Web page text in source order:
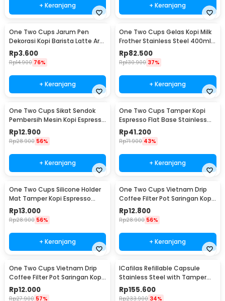
+ Keranjang + Keranjang
One Two Cups Jarum Pen
Dekorasi Kopi Barista Latte Art
Needle 13cm - F3F27
Rp3.600
Rp14.900 76%
+ Keranjang
One Two Cups Gelas Kopi Milk
Frother Stainless Steel 400ml -
WZ0011
Rp82.500
Rp130.900 37%
+ Keranjang
One Two Cups Sikat Sendok
Pembersih Mesin Kopi Espresso
2in1 - 8809
Rp12.900
Rp28.900 56%
+ Keranjang
One Two Cups Tamper Kopi
Espresso Flat Base Stainless
Steel 51mm - SS51
Rp41.200
Rp71.900 43%
+ Keranjang
One Two Cups Silicone Holder
Mat Tamper Kopi Espresso
Barista - 0310
Rp13.000
Rp28.900 56%
+ Keranjang
One Two Cups Vietnam Drip
Coffee Filter Pot Saringan Kopi
124ml 7Q - LC1
Rp12.800
Rp28.900 56%
+ Keranjang
One Two Cups Vietnam Drip
Coffee Filter Pot Saringan Kopi
114ml 6Q - LC1
Rp12.000
Rp27.900 57%
ICafilas Refillable Capsule
Stainless Steel with Tamper
for Nespresso - F456
Rp155.600
Rp233.900 34%